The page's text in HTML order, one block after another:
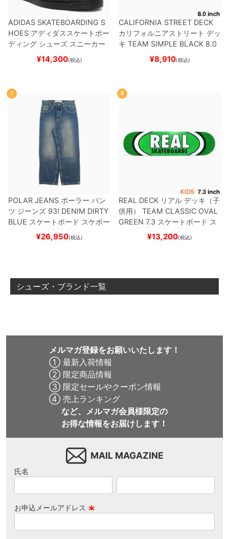
ADIDAS SKATEBOARDING S
HOES アディダススケートボー
ディング シューズ スニーカー
スーパースター SUPERSTAR A
BLACK/WHITE/WHITE
ー
¥14,300(税込)
CALIFORNIA STREET DECK
カリフォルニアストリート デッ
キ TEAM SIMPLE BLACK 8.0
ブランク（BBS / GENERATO
スケートボード スケボー
¥8,910(税込)
7
POLAR JEANS ポーラー パン
ツ ジーンズ 93! DENIM DIRTY
BLUE スケートボード スケボー
¥26,950(税込)
8
REAL DECK リアル デッキ（子
供用）
TEAM CLASSIC OVAL
GREEN 7.3 スケートボード ス
¥13,200(税込)
シューズ・ブランド一覧
メルマガ登録をお願いいたします！
① 最新入荷情報
② 限定商品情報
③ 限定セールやクーポン情報
④ 売上ランキング
など、メルマガ会員様限定の
お得な情報をお届けします！
MAIL MAGAZINE
氏名
お申込メールアドレス